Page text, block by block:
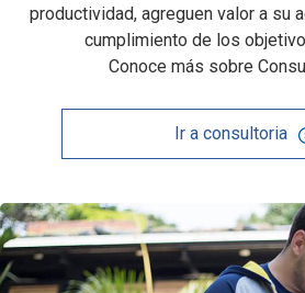
productividad, agreguen valor a su
cumplimiento de los
Conoce más sobre
Ir a consultoria